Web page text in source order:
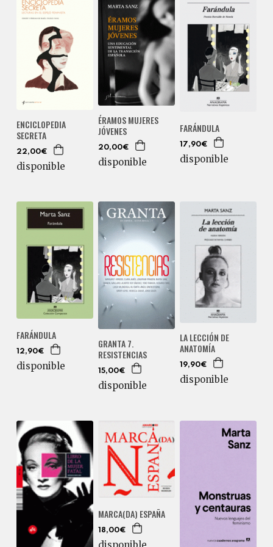
ENCICLOPEDIA
SECRETA
22,00€
disponible
ÉRAMOS MUJERES
JÓVENES
20,00€
disponible
FARÁNDULA
17,90€
disponible
FARÁNDULA
12,90€
disponible
GRANTA 7.
RESISTENCIAS
15,00€
disponible
LA LECCIÓN DE
ANATOMÍA
19,90€
disponible
MARCA(DA) ESPAÑA
18,00€